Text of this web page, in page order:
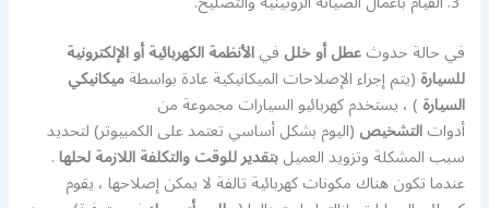
في حالة حدوثعطل أو خللفيالأنظمة الكهربائية أو الإلكترونية
للسيارة(يتم إجراء الإصلاحات الميكانيكية عادة بواسطةميكانيكي
السيارة) ، يستخدم كهربائيو السيارات مجموعة من
أدواتالتشخيص(اليوم بشكل أساسي تعتمد على الكمبيوتر) لتحديد
سبب المشكلة وتزويد العميلبتقدير للوقت والتكلفة اللازمة لحلها.
عندما تكون هناك مكونات كهربائية تالفة لا يمكن إصلاحها ، يقوم